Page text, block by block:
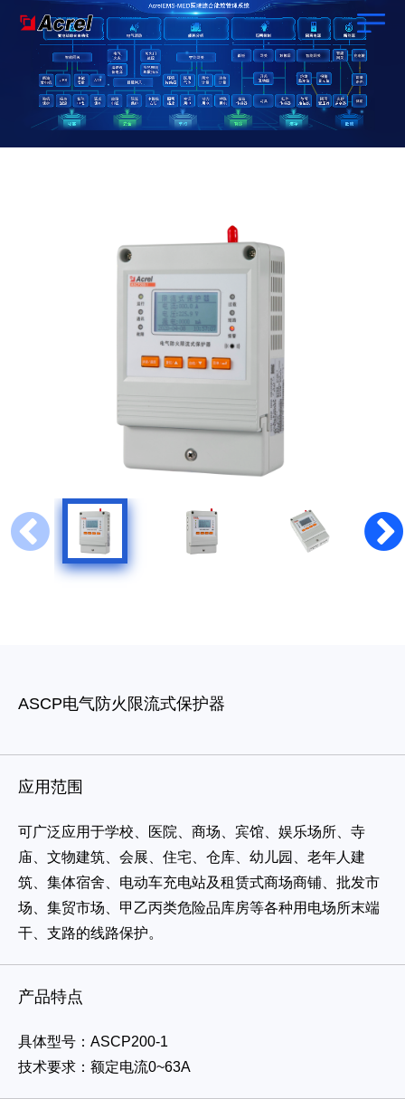
ASCP电气防火限流式保护器
应用范围
可广泛应用于学校、医院、商场、宾馆、娱乐场所、寺
庙、文物建筑、会展、住宅、仓库、幼儿园、老年人建
筑、集体宿舍、电动车充电站及租赁式商场商铺、批发市
场、集贸市场、甲乙丙类危险品库房等各种用电场所末端
干、支路的线路保护。
产品特点
具体型号：ASCP200-1
技术要求：额定电流0~63A